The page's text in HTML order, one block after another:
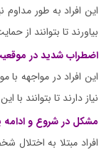
این افراد به طور
بیاورند تا بتوانند از
اضطراب شدید در
این افراد در مواجهه
نیاز دارند تا بتوانند با
مشکل در شروع و ادامه
افراد مبتلا به